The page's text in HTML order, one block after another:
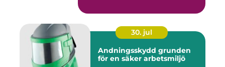
30. jul
Andningsskydd grunden
för en säker arbetsmiljö